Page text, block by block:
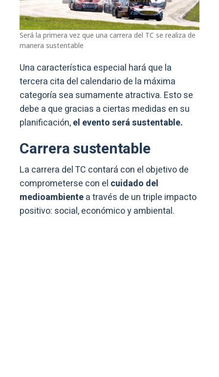
Será la primera vez que una carrera del TC se realiza de
manera sustentable
Una característica especial hará que la
tercera cita del calendario de la máxima
categoría sea sumamente atractiva. Esto se
debe a que gracias a ciertas medidas en su
planificación,el evento será sustentable.
Carrera sustentable
La carrera del TC contará con el objetivo de
comprometerse con el cuidado del
medioambientea través de un triple impacto
positivo: social, económico y ambiental.